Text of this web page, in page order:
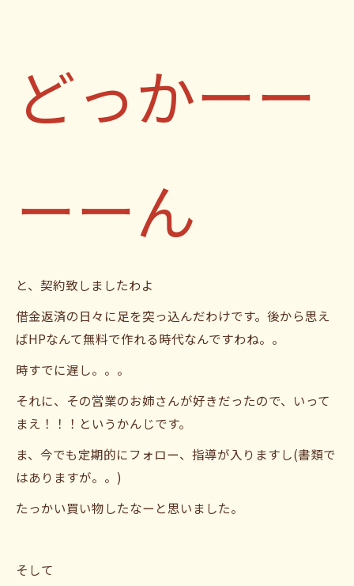
どっかーー
ーーん
と、契約致しましたわよ
借金返済の日々に足を突っ込んだわけです。後から思え
ばHPなんて無料で作れる時代なんですわね。。
時すでに遅し。。。
それに、その営業のお姉さんが好きだったので、いって
まえ！！！というかんじです。
ま、今でも定期的にフォロー、指導が入りますし(書類で
はありますが。。)
たっかい買い物したなーと思いました。
そして